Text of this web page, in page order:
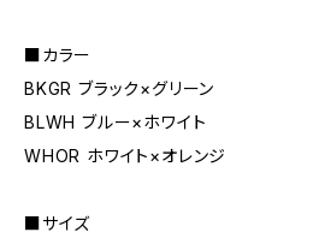
■カラー
BKGR ブラック×グリーン
BLWH ブルー×ホワイト
WHOR ホワイト×オレンジ
■サイズ